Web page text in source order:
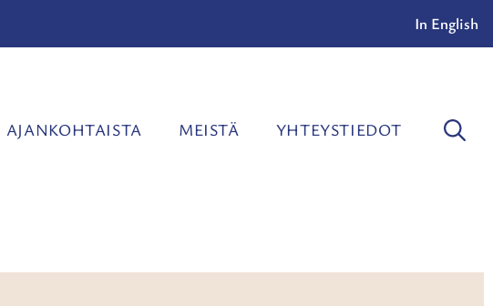
In English
AJANKOHTAISTA MEISTÄ YHTEYSTIEDOT